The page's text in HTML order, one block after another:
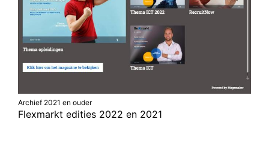
Archief 2021 en ouder
Flexmarkt edities 2022 en 2021